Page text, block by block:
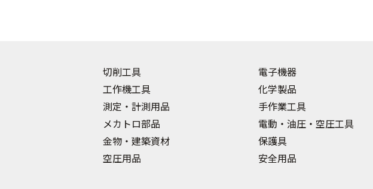
切削工具
工作機工具
測定・計測用品
メカトロ部品
金物・建築資材
空圧用品
電子機器
化学製品
手作業工具
電動・油圧・空圧工具
保護具
安全用品